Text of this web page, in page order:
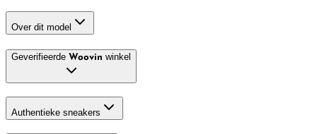
Over dit model
Geverifieerde Woovin winkel
Authentieke sneakers